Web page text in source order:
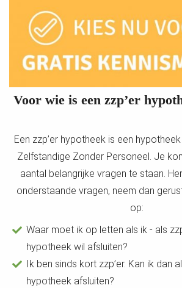
Voor wie is een zzp’er
Een zzp’er hypotheek is een
Zelfstandige Zonder Personeel. Je
aantal belangrijke vragen te staan.
onderstaande vragen, neem dan
op:
Waar moet ik op letten als ik - als
hypotheek wil afsluiten?
Ik ben sinds kort zzp’er. Kan ik dan
hypotheek afsluiten?